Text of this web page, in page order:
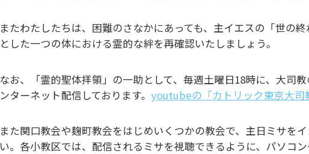
またわたしたちは、困難のさなかにあっても、主イエスの「世の
とした一つの体における霊的な絆を再確認いたしましょう。
なお、「霊的聖体拝領」の一助として、毎週土曜日18時に、大司
ンターネット配信しております。youtubeの「カトリック東京大司
また関口教会や麹町教会をはじめいくつかの教会で、主日ミサを
い。各小教区では、配信されるミサを視聴できるように、パソコ